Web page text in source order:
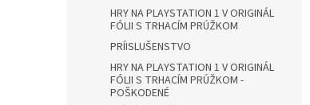
HRY NA PLAYSTATION 1 V ORIGINÁL
FÓLII S TRHACÍM PRÚŽKOM
PRÍISLUŠENSTVO
HRY NA PLAYSTATION 1 V ORIGINÁL
FÓLII S TRHACÍM PRÚŽKOM -
POŠKODENÉ